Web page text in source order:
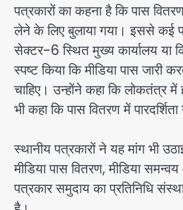
पत्रकारों का कहना है कि पास
लेने के लिए बुलाया गया। इससे कई
सेक्टर-6 स्थित मुख्य कार्यालय या
स्पष्ट किया कि मीडिया पास जारी
चाहिए। उन्होंने कहा कि लोकतंत्र में
भी कहा कि पास वितरण में
स्थानीय पत्रकारों ने यह मांग भी
मीडिया पास वितरण, मीडिया
पत्रकार समुदाय का प्रतिनिधि